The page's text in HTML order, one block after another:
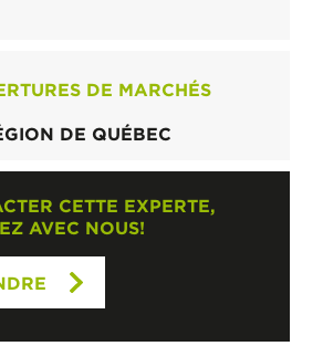
DE MARCHÉS
DE QUÉBEC
CETTE EXPERTE,
AVEC NOUS!